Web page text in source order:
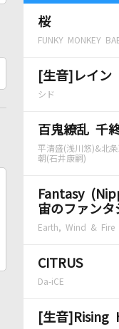
桜
FUNKY MONKEY
[生音]レイン
シド
百鬼繚乱 千
平清盛(浅川悠)&北
朝(石井康嗣)
Fantasy
宙のファンタ
Earth, Wind & Fire
CITRUS
Da-iCE
[生音]Rising